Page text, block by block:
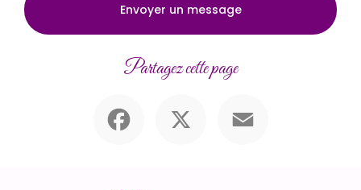
Envoyer un message
Partagez cette page